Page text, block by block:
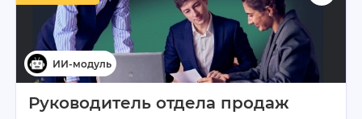
Руководитель отдела продаж